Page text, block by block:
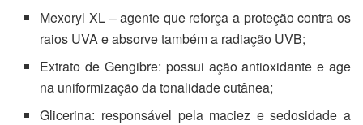
Mexoryl XL – agente que reforça a proteção contra os
raios UVA e absorve também a radiação UVB;
Extrato de Gengibre: possui ação antioxidante e age
na uniformização da tonalidade cutânea;
Glicerina: responsável pela maciez e sedosidade a